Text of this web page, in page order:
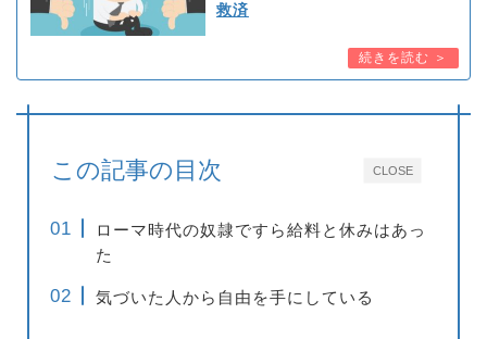
救済
CLOSE
この記事の目次
ローマ時代の奴隷ですら給料と休みはあっ
た
気づいた人から自由を手にしている